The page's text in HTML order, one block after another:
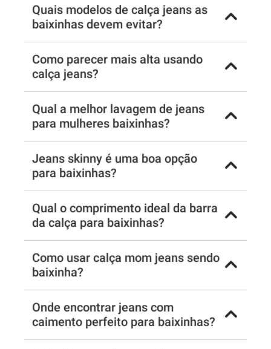
Quais modelos de calça jeans as
baixinhas devem evitar?
Como parecer mais alta usando
calça jeans?
Qual a melhor lavagem de jeans
para mulheres baixinhas?
Jeans skinny é uma boa opção
para baixinhas?
Qual o comprimento ideal da barra
da calça para baixinhas?
Como usar calça mom jeans sendo
baixinha?
Onde encontrar jeans com
caimento perfeito para baixinhas?